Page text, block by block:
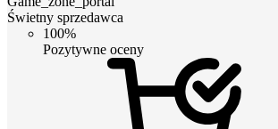
Świetny sprzedawca
100%
Pozytywne oceny